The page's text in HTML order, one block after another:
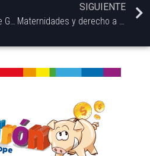
SIGUIENTE